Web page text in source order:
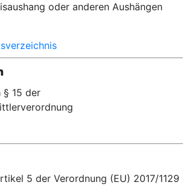
oder anderen Aushängen
§ 15 der
5 der Verordnung (EU) 2017/1129